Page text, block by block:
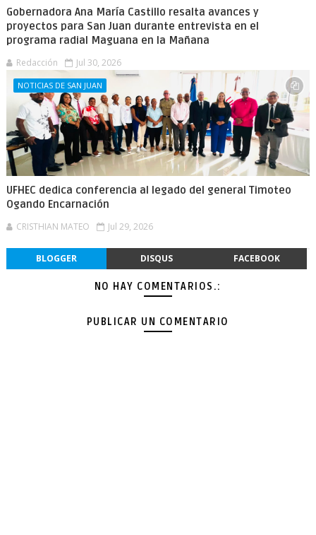
Gobernadora Ana María Castillo resalta avances y
proyectos para San Juan durante entrevista en el
programa radial Maguana en la Mañana
Redacción Jul 30, 2026
NOTICIAS DE SAN JUAN
UFHEC dedica conferencia al legado del general Timoteo
Ogando Encarnación
CRISTHIAN MATEO Jul 29, 2026
BLOGGER DISQUS FACEBOOK
NO HAY COMENTARIOS.:
PUBLICAR UN COMENTARIO